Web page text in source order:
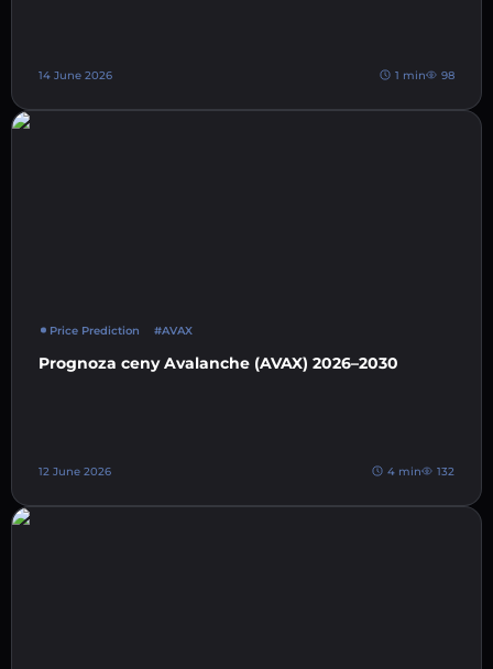
14 June 2026 1 min 98
Price Prediction #AVAX
Prognoza ceny Avalanche (AVAX) 2026–2030
12 June 2026 4 min 132